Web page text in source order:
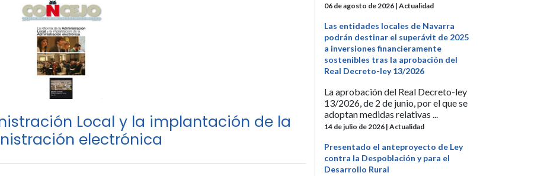
Local y la implantación de la
electrónica
06 de agosto de 2026 | Actualidad
Las entidades locales de Navarra
podrán destinar el superávit de 2025
a inversiones financieramente
sostenibles tras la aprobación del
Real Decreto-ley 13/2026
La aprobación del Real Decreto-ley
13/2026, de 2 de junio, por el que se
adoptan medidas relativas ...
14 de julio de 2026 | Actualidad
Presentado el anteproyecto de Ley
contra la Despoblación y para el
Desarrollo Rural